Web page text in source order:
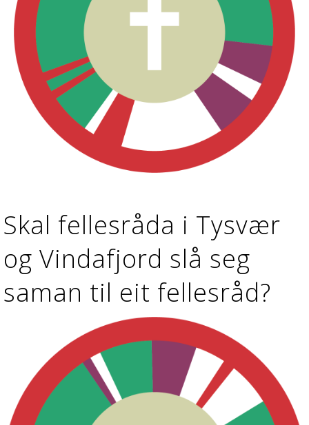
Skal fellesråda i Tysvær
og Vindafjord slå seg
saman til eit fellesråd?